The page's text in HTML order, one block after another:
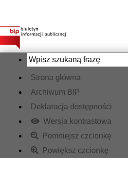
Strona główna
Archiwum BIP
Deklaracja dostępności
Wersja kontrastowa
Pomniejsz czcionkę
Powiększ czcionkę